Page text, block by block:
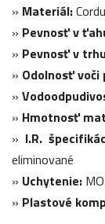
» Materiál:
» Pevnosť v
» Pevnosť v
» Odolnosť voči
»
» Hmotnosť
» I.R.
eliminované
» Uchytenie:
» Plastové